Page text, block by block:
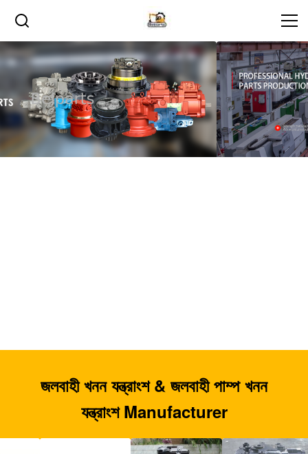
জলবাহী খনন যন্ত্রাংশ & জলবাহী পাম্প খনন
যন্ত্রাংশ Manufacturer